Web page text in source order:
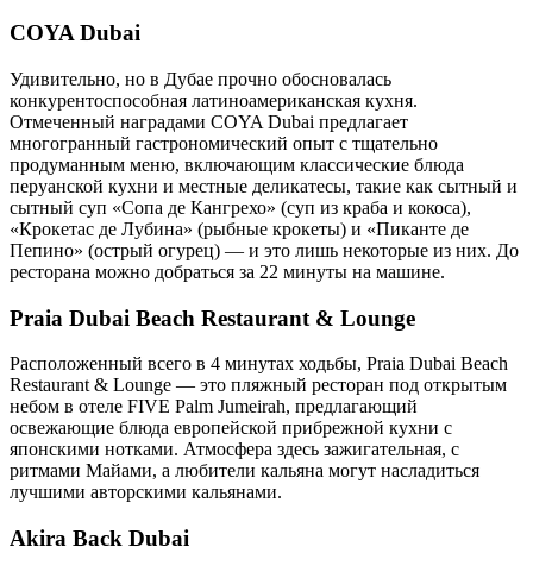
COYA Dubai
Удивительно, но в Дубае прочно обосновалась
конкурентоспособная латиноамериканская кухня.
Отмеченный наградами COYA Dubai предлагает
многогранный гастрономический опыт с тщательно
продуманным меню, включающим классические блюда
перуанской кухни и местные деликатесы, такие как сытный и
сытный суп «Сопа де Кангрехо» (суп из краба и кокоса),
«Крокетас де Лубина» (рыбные крокеты) и «Пиканте де
Пепино» (острый огурец) — и это лишь некоторые из них. До
ресторана можно добраться за 22 минуты на машине.
Praia Dubai Beach Restaurant & Lounge
Расположенный всего в 4 минутах ходьбы, Praia Dubai Beach
Restaurant & Lounge — это пляжный ресторан под открытым
небом в отеле FIVE Palm Jumeirah, предлагающий
освежающие блюда европейской прибрежной кухни с
японскими нотками. Атмосфера здесь зажигательная, с
ритмами Майами, а любители кальяна могут насладиться
лучшими авторскими кальянами.
Akira Back Dubai